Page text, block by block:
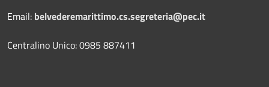
Email: belvederemarittimo.cs.segreteria@pec.it
Centralino Unico: 0985 887411